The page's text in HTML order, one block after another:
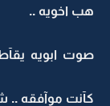
هب اخويه ..
صوت ابويه
كآنت موآفقه ..